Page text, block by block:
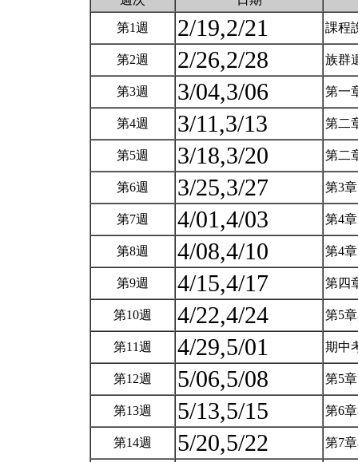
第1週 2/19,2/21 課程
第2週 2/26,2/28 族群
第3週 3/04,3/06 第一
第4週 3/11,3/13 第二
第5週 3/18,3/20 第二
第6週 3/25,3/27 第3
第7週 4/01,4/03 第4
第8週 4/08,4/10 第4
第9週 4/15,4/17 第四
第10週 4/22,4/24 第5
第11週 4/29,5/01 期中
第12週 5/06,5/08 第5
第13週 5/13,5/15 第6
第14週 5/20,5/22 第7